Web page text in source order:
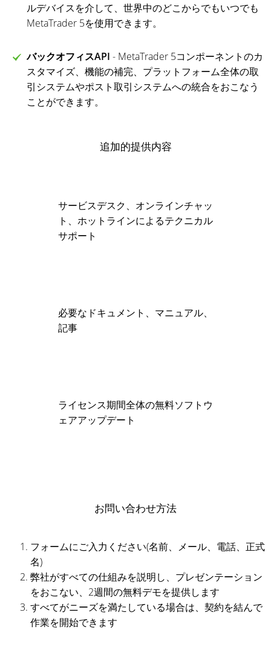
ルデバイスを介して、世界中のどこからでもいつでも
MetaTrader 5を使用できます。
バックオフィスAPI - MetaTrader 5コンポーネントのカ
スタマイズ、機能の補完、プラットフォーム全体の取
引システムやポスト取引システムへの統合をおこなう
ことができます。
追加的提供内容
サービスデスク、オンラインチャッ
ト、ホットラインによるテクニカル
サポート
必要なドキュメント、マニュアル、
記事
ライセンス期間全体の無料ソフトウ
ェアアップデート
お問い合わせ方法
フォームにご入力ください(名前、メール、電話、正式
名)
弊社がすべての仕組みを説明し、プレゼンテーション
をおこない、2週間の無料デモを提供します
すべてがニーズを満たしている場合は、契約を結んで
作業を開始できます